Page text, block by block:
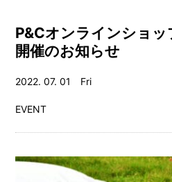
P&Cオンラインショ
開催のお知らせ
2022. 07. 01 Fri
EVENT